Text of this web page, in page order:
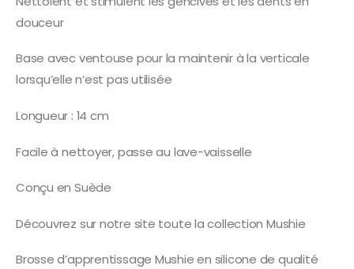
douceur
Base avec ventouse pour la maintenir à la verticale
lorsqu’elle n’est pas utilisée
Longueur : 14 cm
Facile à nettoyer, passe au lave-vaisselle
Conçu en Suède
Découvrez sur notre site toute la collection Mushie
Brosse d’apprentissage Mushie en silicone de qualité